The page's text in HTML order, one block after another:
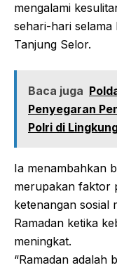
mengalami
sehari-hari selama
Tanjung Selor.
Baca juga
Penyegaran
Polri di
Ia menambahkan
merupakan faktor
ketenangan sosial
Ramadan ketika
meningkat.
“Ramadan adalah